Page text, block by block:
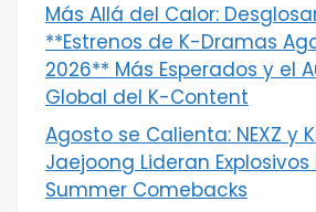
Más Allá del Calor:
**Estrenos de K-Dramas
2026** Más Esperados y el
Global del K-Content
Agosto se Calienta: NEXZ y
Jaejoong Lideran Explosivos
Summer Comebacks